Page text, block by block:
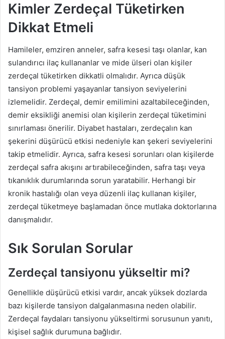
Kimler Zerdeçal Tüketirken
Dikkat Etmeli
Hamileler, emziren anneler, safra kesesi taşı olanlar, kan
sulandırıcı ilaç kullananlar ve mide ülseri olan kişiler
zerdeçal tüketirken dikkatli olmalıdır. Ayrıca düşük
tansiyon problemi yaşayanlar tansiyon seviyelerini
izlemelidir. Zerdeçal, demir emilimini azaltabileceğinden,
demir eksikliği anemisi olan kişilerin zerdeçal tüketimini
sınırlaması önerilir. Diyabet hastaları, zerdeçalın kan
şekerini düşürücü etkisi nedeniyle kan şekeri seviyelerini
takip etmelidir. Ayrıca, safra kesesi sorunları olan kişilerde
zerdeçal safra akışını artırabileceğinden, safra taşı veya
tıkanıklık durumlarında sorun yaratabilir. Herhangi bir
kronik hastalığı olan veya düzenli ilaç kullanan kişiler,
zerdeçal tüketmeye başlamadan önce mutlaka doktorlarına
danışmalıdır.
Sık Sorulan Sorular
Zerdeçal tansiyonu yükseltir mi?
Genellikle düşürücü etkisi vardır, ancak yüksek dozlarda
bazı kişilerde tansiyon dalgalanmasına neden olabilir.
Zerdeçal faydaları tansiyonu yükseltirmi sorusunun yanıtı,
kişisel sağlık durumuna bağlıdır.